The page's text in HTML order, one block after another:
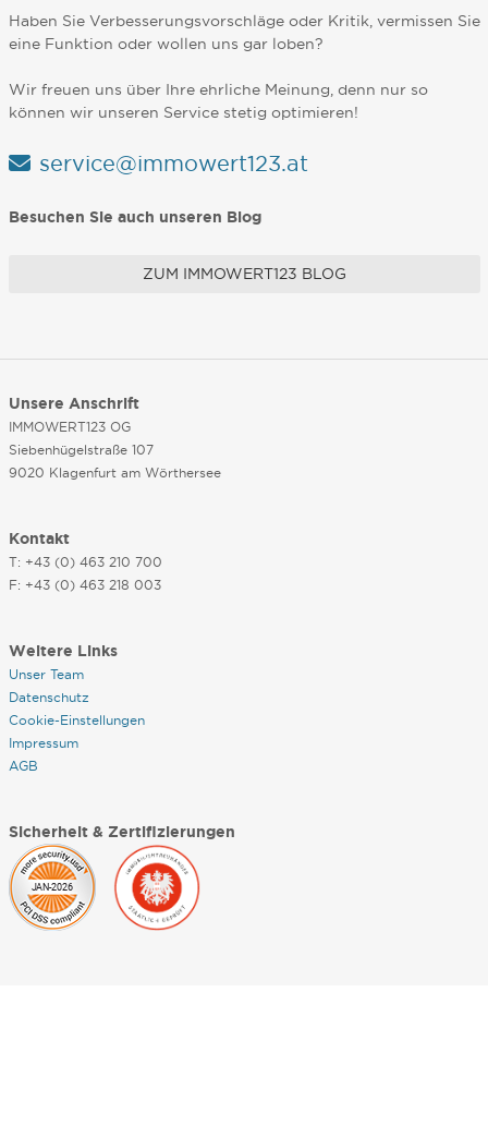
Haben Sie Verbesserungsvorschläge oder Kritik, vermissen Sie
eine Funktion oder wollen uns gar loben?
Wir freuen uns über Ihre ehrliche Meinung, denn nur so
können wir unseren Service stetig optimieren!
service@immowert123.at
Besuchen Sie auch unseren Blog
ZUM IMMOWERT123 BLOG
Unsere Anschrift
IMMOWERT123 OG
Siebenhügelstraße 107
9020 Klagenfurt am Wörthersee
Kontakt
T: +43 (0) 463 210 700
F: +43 (0) 463 218 003
Weitere Links
Unser Team
Datenschutz
Cookie-Einstellungen
Impressum
AGB
Sicherheit & Zertifizierungen